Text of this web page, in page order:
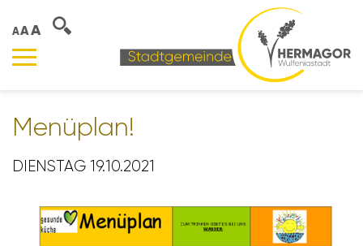
AAA
Menü­plan!
DIENSTAG 19.10.2021